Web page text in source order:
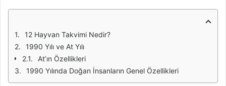
12 Hayvan Takvimi Nedir?
1990 Yılı ve At Yılı
At’ın Özellikleri
1990 Yılında Doğan İnsanların Genel Özellikleri